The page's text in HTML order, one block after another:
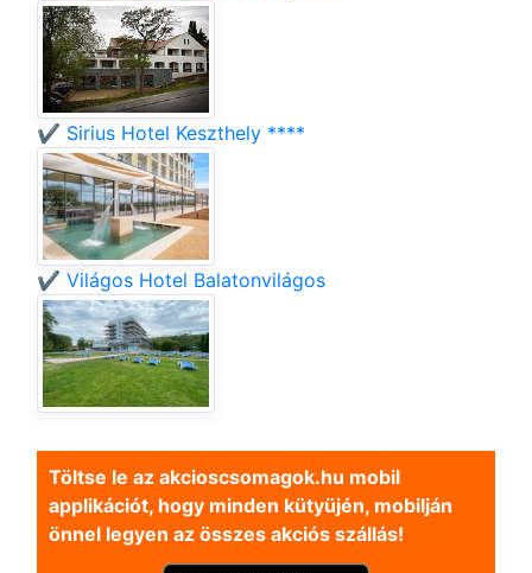
✔️ Sirius Hotel Keszthely ****
✔️ Világos Hotel Balatonvilágos
Töltse le az akcioscsomagok.hu mobil
applikációt, hogy minden kütyüjén, mobilján
önnel legyen az összes akciós szállás!